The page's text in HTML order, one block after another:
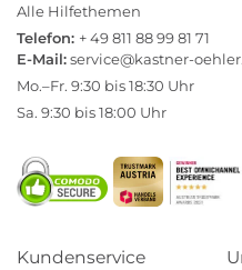
Alle Hilfethemen
Telefon: + 49 811 88 99 81 71
E-Mail:service@kastner-
Mo.–Fr. 9:30 bis 18:30 Uhr
Sa. 9:30 bis 18:00 Uhr
Kundenservice